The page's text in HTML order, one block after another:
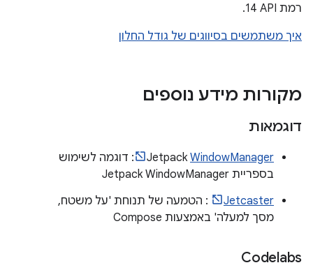
רמת API‏ 14.
איך משתמשים בסיווגים של גודל החלון
מקורות מידע נוספים
דוגמאות
‫Jetpack WindowManager
: דוגמה לשימוש
בספריית Jetpack WindowManager
Jetcaster
: הטמעה של תנוחת 'על משטח,
מסך למעלה' באמצעות Compose
Codelabs